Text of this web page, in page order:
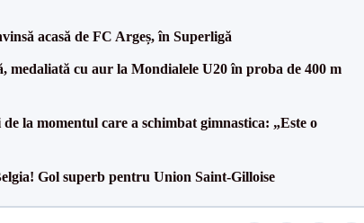
acasă de FC Argeș, în Superligă
medaliată cu aur la Mondialele U20 în proba de 400 m
la momentul care a schimbat gimnastica: „Este o
Gol superb pentru Union Saint-Gilloise